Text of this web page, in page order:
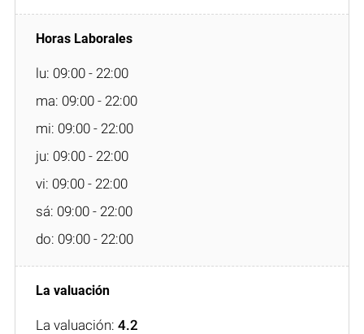
lu: 09:00 - 22:00
ma: 09:00 - 22:00
mi: 09:00 - 22:00
ju: 09:00 - 22:00
vi: 09:00 - 22:00
sá: 09:00 - 22:00
do: 09:00 - 22:00
La valuación: 4.2